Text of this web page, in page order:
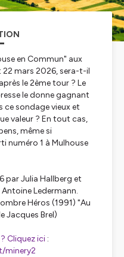
en Commun" aux
22 mars 2026, sera-t-il
le 2ème tour ? Le
le donne gagnant
ce sondage vieux et
valeur ? En tout cas,
même si
numéro 1 à Mulhouse
par Julia Hallberg et
Ledermann.
Héros (1991) "Au
Jacques Brel)
Cliquez ici :
minery2